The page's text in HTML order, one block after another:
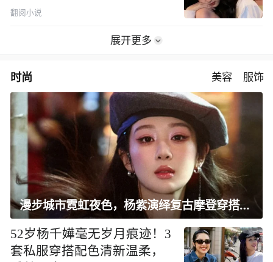
翻阅小说
展开更多
时尚 美容 服饰
漫步城市霓虹夜色，杨紫演绎复古摩登穿搭范本
52岁杨千嬅毫无岁月痕迹！3
套私服穿搭配色清新温柔，